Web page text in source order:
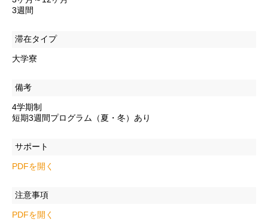
3週間
滞在タイプ
大学寮
備考
4学期制
短期3週間プログラム（夏・冬）あり
サポート
PDFを開く
注意事項
PDFを開く